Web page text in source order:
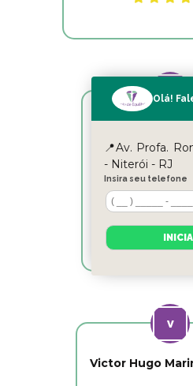
Excelente
Victor Hugo
Olá!
📍Av. Profa.
- Niterói - RJ
Insira seu telefone